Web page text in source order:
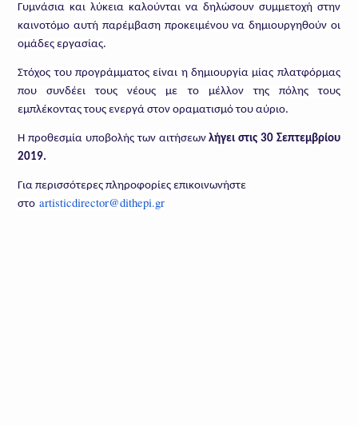
Γυμνάσια και λύκεια καλούνται να δηλώσουν συμμετοχή στην
καινοτόμο αυτή παρέμβαση προκειμένου να δημιουργηθούν οι
ομάδες εργασίας.
Στόχος του προγράμματος είναι η δημιουργία μίας πλατφόρμας
που συνδέει τους νέους με το μέλλον της πόλης τους
εμπλέκοντας τους ενεργά στον οραματισμό του αύριο.
Η προθεσμία υποβολής των αιτήσεωνλήγει στις 30 Σεπτεμβρίου
2019.
Για περισσότερες πληροφορίες επικοινωνήστε
στο artisticdirector@dithepi.gr